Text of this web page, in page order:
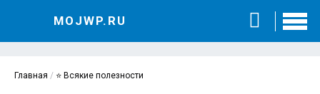
MOJWP.RU
Главная / ⭐ Всякие полезности